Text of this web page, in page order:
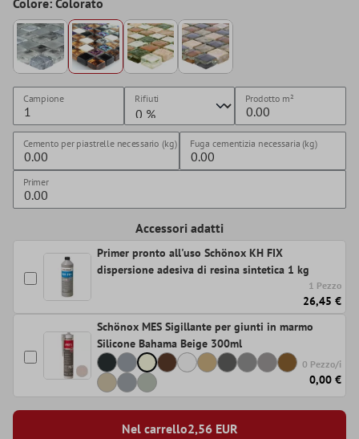
Campione Rifiuti Prodotto m²
Cemento per piastrelle necessario (kg) Fuga cementizia necessaria (kg)
Primer
Accessori adatti
Primer pronto all'uso Schönox KH FIX
dispersione adesiva di resina sintetica 1 kg
1 Pezzo
26,45 €
Schönox MES Sigillante per giunti in marmo
Silicone Bahama Beige 300ml
0 Pezzo/i
0,00 €
Nel carrello2,56EUR